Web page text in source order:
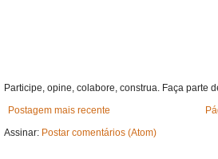
Participe, opine, colabore, construa. Faça parte
Postagem mais recente
Assinar: Postar comentários (Atom)